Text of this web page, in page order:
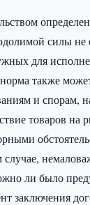
силы не
для
также
и спорам,
товаров на
ли было
заключения